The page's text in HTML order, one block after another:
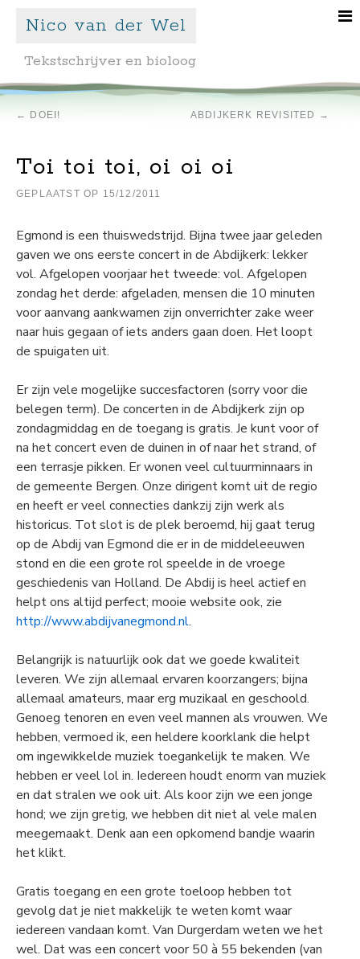
Nico van der Wel
Tekstschrijver en bioloog
← DOEI! ABDIJKERK REVISITED →
Toi toi toi, oi oi oi
GEPLAATST OP 15/12/2011
Egmond is een thuiswedstrijd. Bijna twee jaar geleden
gaven we ons eerste concert in de Abdijkerk: lekker
vol. Afgelopen voorjaar het tweede: vol. Afgelopen
zondag het derde: afgeladen, mensen die 10 minuten
voor aanvang aankwamen zijn onverrichter zake weer
naar huis gegaan of iets anders gaan doen. Het loopt
de spuigaten uit.
Er zijn vele mogelijke succesfactoren (sorry voor die
belegen term). De concerten in de Abdijkerk zijn op
zondagmiddag en de toegang is gratis. Je kunt voor of
na het concert even de duinen in of naar het strand, of
een terrasje pikken. Er wonen veel cultuurminnaars in
de gemeente Bergen. Onze dirigent komt uit de regio
en heeft er veel connecties dankzij zijn werk als
historicus. Tot slot is de plek beroemd, hij gaat terug
op de Abdij van Egmond die er in de middeleeuwen
stond en die een grote rol speelde in de vroege
geschiedenis van Holland. De Abdij is heel actief en
helpt ons altijd perfect; mooie website ook, zie
http://www.abdijvanegmond.nl.
Belangrijk is natuurlijk ook dat we goede kwaliteit
leveren. We zijn allemaal ervaren koorzangers; bijna
allemaal amateurs, maar erg muzikaal en geschoold.
Genoeg tenoren en even veel mannen als vrouwen. We
hebben, vermoed ik, een heldere koorklank die helpt
om ingewikkelde muziek toegankelijk te maken. We
hebben er veel lol in. Iedereen houdt enorm van muziek
en dat stralen we ook uit. Als koor zijn we een jonge
hond; we zijn gretig, we hebben dit niet al vele malen
meegemaakt. Denk aan een opkomend bandje waarin
het klikt.
Gratis toegang en een grote toeloop hebben tot
gevolg dat je niet makkelijk te weten komt waar
iedereen vandaan komt. Van Durgerdam weten we het
wel. Dat was een concert voor 50 à 55 bekenden (van